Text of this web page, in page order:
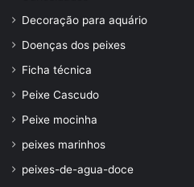
Decoração para aquário
Doenças dos peixes
Ficha técnica
Peixe Cascudo
Peixe mocinha
peixes marinhos
peixes-de-agua-doce